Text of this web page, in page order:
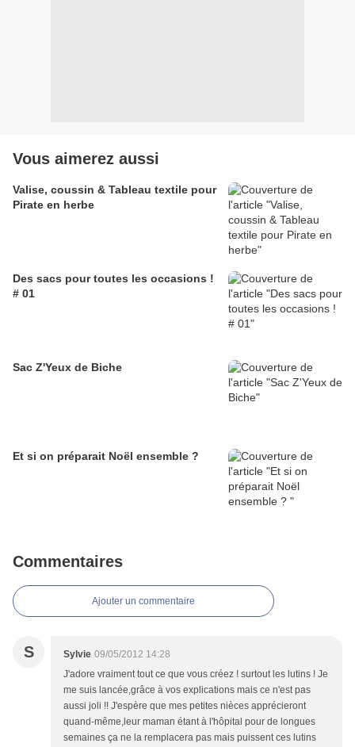
Vous aimerez aussi
Valise, coussin & Tableau textile pour
Pirate en herbe
Des sacs pour toutes les occasions !
# 01
Sac Z'Yeux de Biche
Et si on préparait Noël ensemble ?
Commentaires
Ajouter un commentaire
S Sylvie 09/05/2012 14:28
J'adore vraiment tout ce que vous créez ! surtout les lutins ! Je
me suis lancée,grâce à vos explications mais ce n'est pas
aussi joli !! J'espère que mes petites nièces apprécieront
quand-même,leur maman étant à l'hôpital pour de longues
semaines ça ne la remplacera pas mais puissent ces lutins